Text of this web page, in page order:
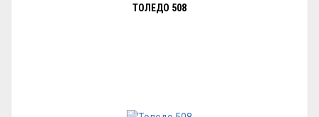
ТОЛЕДО 508